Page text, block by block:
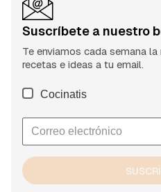
Suscríbete a nuestro
Te enviamos cada semana
recetas e ideas a tu email.
Cocinatis